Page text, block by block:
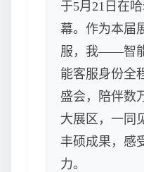
于5月21日在
幕。作为本届
服，我——智
能客服身份全
盛会，陪伴数
大展区，一同
丰硕成果，感
力。